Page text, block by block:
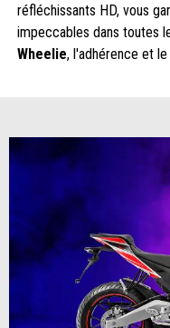
réfléchissants HD, vous
impeccables dans toutes
Wheelie, l'adhérence et